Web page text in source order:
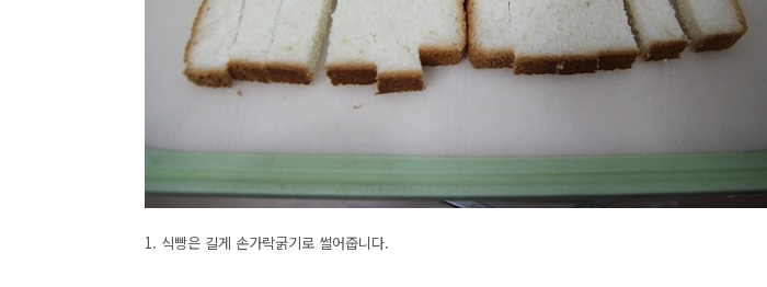
1. 식빵은 길게 손가락굵기로 썰어줍니다.